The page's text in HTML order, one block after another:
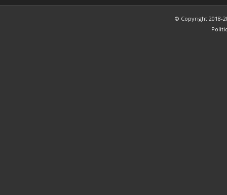
© Copyright 2018-